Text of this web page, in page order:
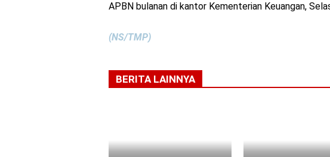
APBN bulanan di kantor Kementerian Keuangan,
(NS/TMP)
BERITA LAINNYA